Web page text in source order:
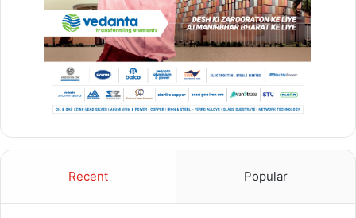
Recent Popular